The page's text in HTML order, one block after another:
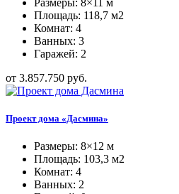
Площадь: 118,7 м2
Комнат: 4
Ванных: 3
Гаражей: 2
от 3.857.750 руб.
Проект дома «Дасмина»
Размеры: 8×12 м
Площадь: 103,3 м2
Комнат: 4
Ванных: 2